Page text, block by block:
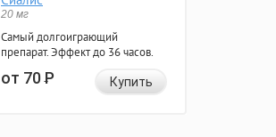
20 мг
Самый долгоиграющий
препарат. Эффект до 36 часов.
от 70Р Купить